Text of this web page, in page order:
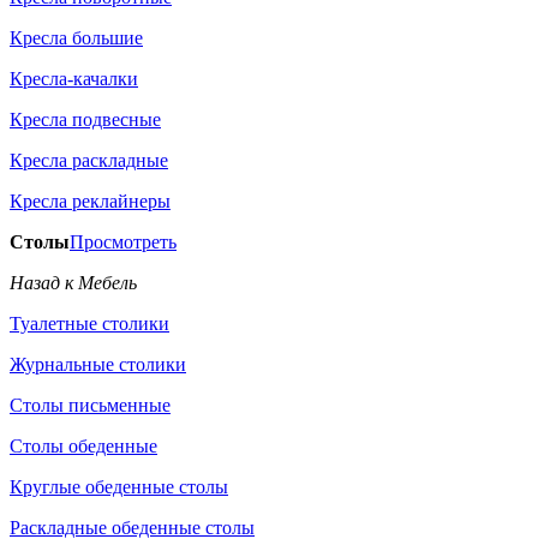
Кресла большие
Кресла-качалки
Кресла подвесные
Кресла раскладные
Кресла реклайнеры
СтолыПросмотреть
Назад к Мебель
Туалетные столики
Журнальные столики
Столы письменные
Столы обеденные
Круглые обеденные столы
Раскладные обеденные столы